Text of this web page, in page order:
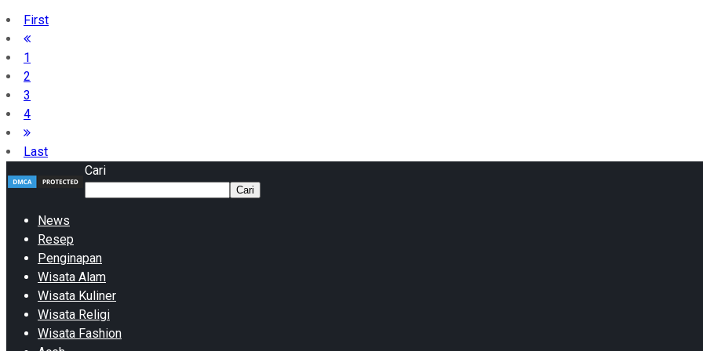
First
1
2
3
4
Last
Cari
Cari
News
Resep
Penginapan
Wisata Alam
Wisata Kuliner
Wisata Religi
Wisata Fashion